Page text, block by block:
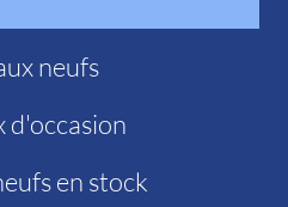
neufs
d'occasion
en stock